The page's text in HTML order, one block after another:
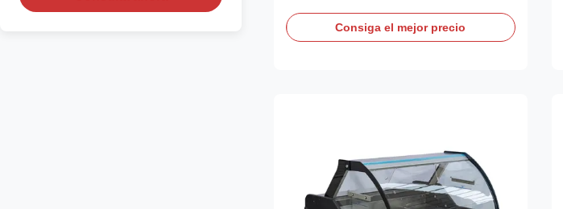
counter is a plug‑and‑play integrated unit
equipped with Secop compressor and
Consiga el mejor precio